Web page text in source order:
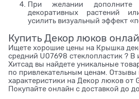
При желании дополните
декоративных растений
усилить визуальный эффект
Купить Декор люков
Ищете хорошие цены на Крышка
средний U07698 стеклопластик ? В
Хитсад вы найдете уникальные
по привлекательным ценам.
характеристики на Декор люков от
Покупайте онлайн с доставкой до